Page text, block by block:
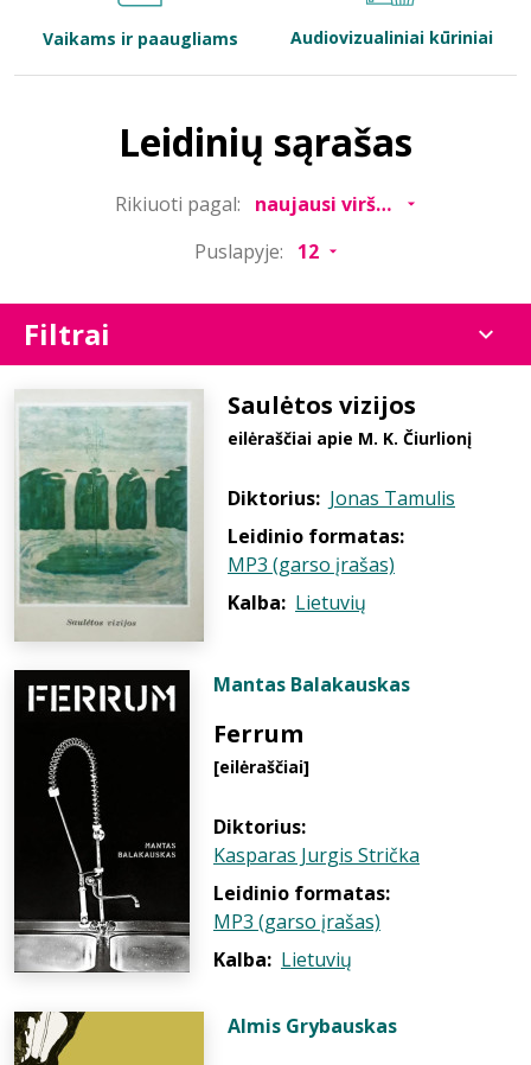
Bibliotekoms
Vaikams ir paaugliams Audiovizualiniai kūriniai
Leidinių sąrašas
Rikiuoti pagal:
Puslapyje:
Filtrai
Saulėtos vizijos
eilėraščiai apie M. K. Čiurlionį
Diktorius: Jonas Tamulis
Leidinio formatas:
MP3 (garso įrašas)
Kalba: Lietuvių
Mantas Balakauskas
Ferrum
[eilėraščiai]
Diktorius:
Kasparas Jurgis Strička
Leidinio formatas:
MP3 (garso įrašas)
Kalba: Lietuvių
Almis Grybauskas